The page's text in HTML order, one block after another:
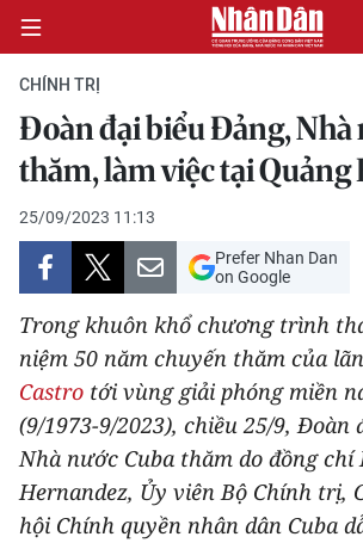
CHÍNH TRỊ
KINH TẾ
VĂN HÓA
XÃ HỘI
PHÁP LUẬT
DU LỊCH
THẾ GIỚI
CHÍNH TRỊ
Đoàn đại biểu Đảng, Nhà
thăm, làm việc tại Quảng
25/09/2023 11:13
Prefer Nhan Dan
on Google
Trong khuôn khổ chương trình
niệm 50 năm chuyến thăm của
Castro tới vùng giải phóng miền
(9/1973-9/2023), chiều 25/9, Đoàn
Nhà nước Cuba thăm do đồng chí
Hernandez, Ủy viên Bộ Chính trị,
hội Chính quyền nhân dân Cuba